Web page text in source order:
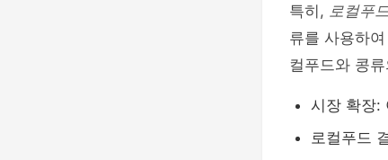
특히, 로컬푸
류를 사용하
컬푸드와 콩
시장 확장:
로컬푸드